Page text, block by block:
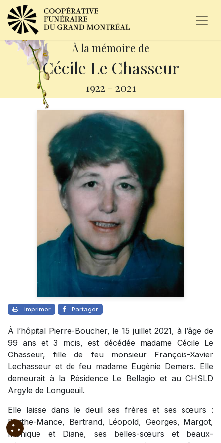
À la mémoire de
Cécile Le Chasseur
1922 - 2021
Imprimer Partager
À l’hôpital Pierre-Boucher, le 15 juillet 2021, à l’âge de
99 ans et 3 mois, est décédée madame Cécile Le
Chasseur, fille de feu monsieur François-Xavier
Lechasseur et de feu madame Eugénie Demers. Elle
demeurait à la Résidence Le Bellagio et au CHSLD
Argyle de Longueuil.
Elle laisse dans le deuil ses frères et ses sœurs :
Berthe-Mance, Bertrand, Léopold, Georges, Margot,
Monique et Diane, ses belles-sœurs et beaux-